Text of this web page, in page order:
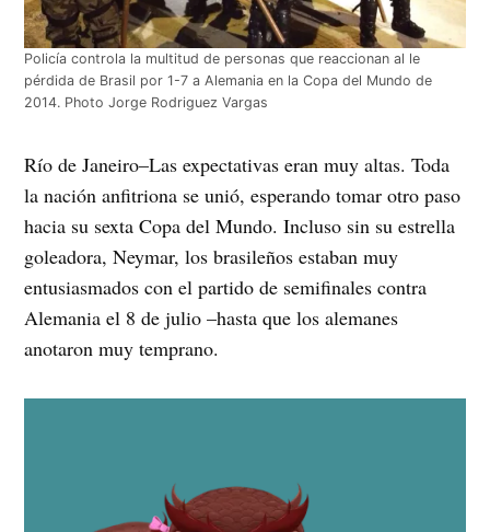
Policía controla la multitud de personas que reaccionan al le
pérdida de Brasil por 1-7 a Alemania en la Copa del Mundo de
2014. Photo Jorge Rodriguez Vargas
Río de Janeiro–Las expectativas eran muy altas. Toda
la nación anfitriona se unió, esperando tomar otro paso
hacia su sexta Copa del Mundo. Incluso sin su estrella
goleadora, Neymar, los brasileños estaban muy
entusiasmados con el partido de semifinales contra
Alemania el 8 de julio –hasta que los alemanes
anotaron muy temprano.